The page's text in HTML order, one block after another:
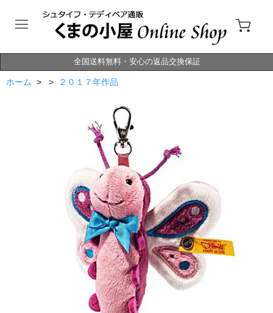
全国送料無料・安心の返品交換保証
ホーム > > ２０１７年作品